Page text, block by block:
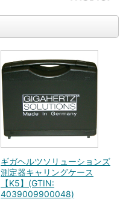
ギガヘルツソリューションズ
測定器キャリングケース
【K5】(GTIN:
4039009900048)